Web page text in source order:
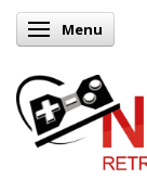
Skifte navigation
Menu